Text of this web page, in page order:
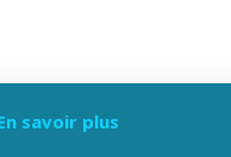
savoir plus